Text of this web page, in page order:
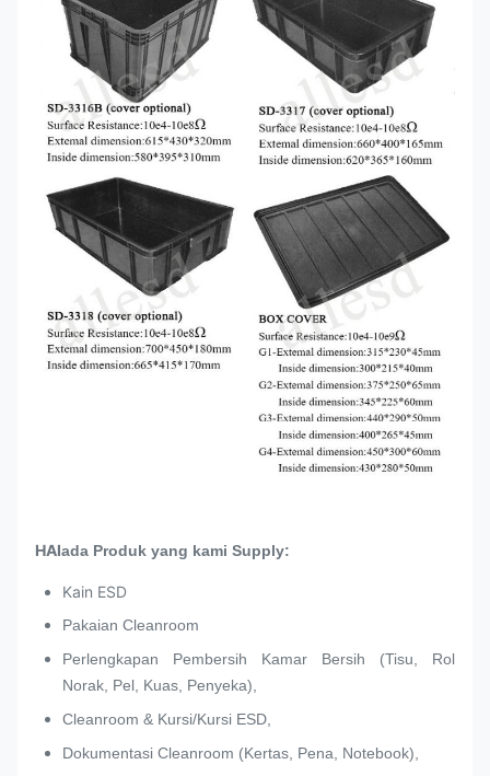
HAIada Produk yang kami Supply:
Kain ESD
Pakaian Cleanroom
Perlengkapan Pembersih Kamar Bersih (Tisu, Rol
Norak, Pel, Kuas, Penyeka),
Cleanroom & Kursi/Kursi ESD,
Dokumentasi Cleanroom (Kertas, Pena, Notebook),